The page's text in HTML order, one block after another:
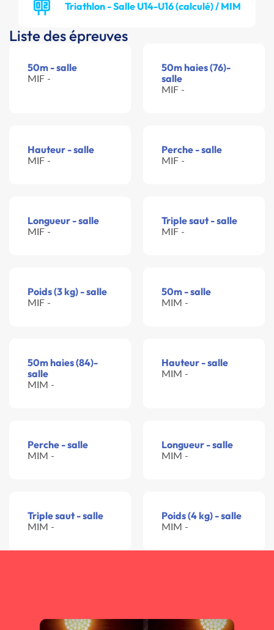
Triathlon - Salle U14-U16 (calculé) / MIM
Liste des épreuves
50m - salle
MIF -
50m haies (76)-
salle
MIF -
Hauteur - salle
MIF -
Perche - salle
MIF -
Longueur - salle
MIF -
Triple saut - salle
MIF -
Poids (3 kg) - salle
MIF -
50m - salle
MIM -
50m haies (84)-
salle
MIM -
Hauteur - salle
MIM -
Perche - salle
MIM -
Longueur - salle
MIM -
Triple saut - salle
MIM -
Poids (4 kg) - salle
MIM -